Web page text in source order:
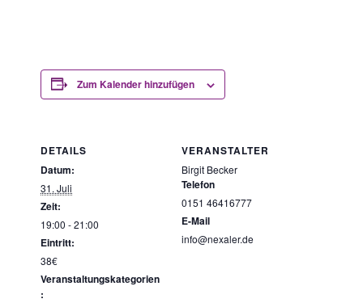
Zum Kalender hinzufügen
DETAILS
Datum:
31. Juli
Zeit:
19:00 - 21:00
Eintritt:
38€
Veranstaltungskategorien
:
VERANSTALTER
Birgit Becker
Telefon
0151 46416777
E-Mail
info@nexaler.de